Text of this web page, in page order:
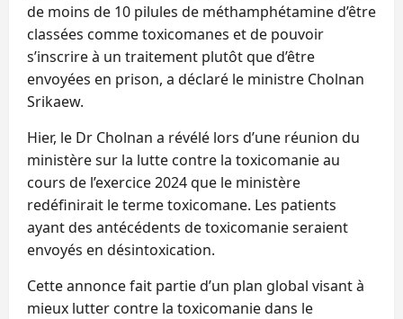
de moins de 10 pilules de méthamphétamine d’être
classées comme toxicomanes et de pouvoir
s’inscrire à un traitement plutôt que d’être
envoyées en prison, a déclaré le ministre Cholnan
Srikaew.
Hier, le Dr Cholnan a révélé lors d’une réunion du
ministère sur la lutte contre la toxicomanie au
cours de l’exercice 2024 que le ministère
redéfinirait le terme toxicomane. Les patients
ayant des antécédents de toxicomanie seraient
envoyés en désintoxication.
Cette annonce fait partie d’un plan global visant à
mieux lutter contre la toxicomanie dans le